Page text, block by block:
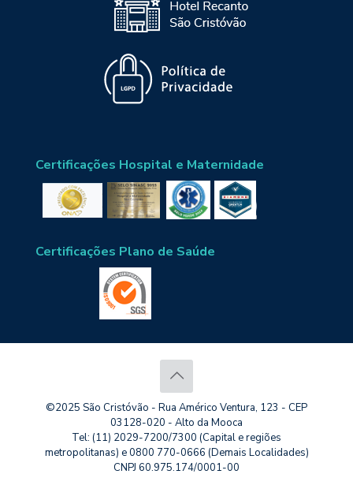
Certificações Hospital e Maternidade
Certificações Plano de Saúde
©2025 São Cristóvão - Rua Américo Ventura, 123 - CEP
03128-020 - Alto da Mooca
Tel: (11) 2029-7200/7300 (Capital e regiões
metropolitanas) e 0800 770-0666 (Demais Localidades)
CNPJ 60.975.174/0001-00